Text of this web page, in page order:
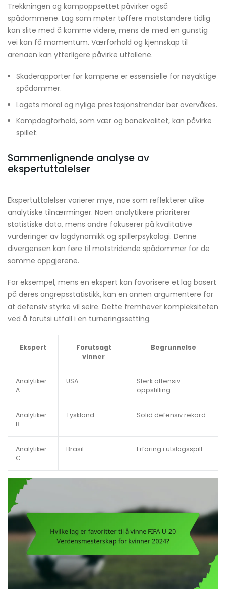
Trekkningen og kampoppsettet påvirker også
spådommene. Lag som møter tøffere motstandere tidlig
kan slite med å komme videre, mens de med en gunstig
vei kan få momentum. Værforhold og kjennskap til
arenaen kan ytterligere påvirke utfallene.
Skaderapporter før kampene er essensielle for nøyaktige
spådommer.
Lagets moral og nylige prestasjonstrender bør overvåkes.
Kampdagforhold, som vær og banekvalitet, kan påvirke
spillet.
Sammenlignende analyse av
ekspertuttalelser
Ekspertuttalelser varierer mye, noe som reflekterer ulike
analytiske tilnærminger. Noen analytikere prioriterer
statistiske data, mens andre fokuserer på kvalitative
vurderinger av lagdynamikk og spillerpsykologi. Denne
divergensen kan føre til motstridende spådommer for de
samme oppgjørene.
For eksempel, mens en ekspert kan favorisere et lag basert
på deres angrepsstatistikk, kan en annen argumentere for
at defensiv styrke vil seire. Dette fremhever kompleksiteten
ved å forutsi utfall i en turneringssetting.
Ekspert
Forutsagt
vinner
Begrunnelse
Analytiker
A
USA
Sterk offensiv
oppstilling
Analytiker
B
Tyskland Solid defensiv rekord
Analytiker
C
Brasil Erfaring i utslagsspill